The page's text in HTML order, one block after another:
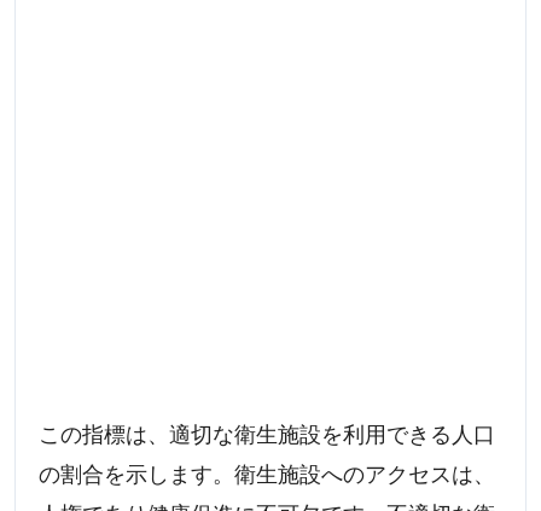
この指標は、適切な衛生施設を利用できる人口
の割合を示します。衛生施設へのアクセスは、